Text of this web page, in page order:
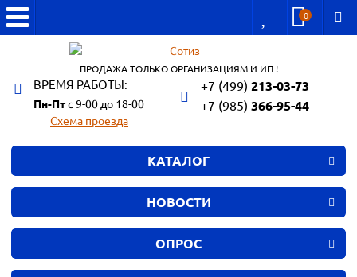
0
ПРОДАЖА ТОЛЬКО ОРГАНИЗАЦИЯМ И ИП !
ВРЕМЯ РАБОТЫ:
Пн-Птс 9-00 до 18-00
Схема проезда
+7 (499) 213-03-73
+7 (985) 366-95-44
КАТАЛОГ
НОВОСТИ
ОПРОС